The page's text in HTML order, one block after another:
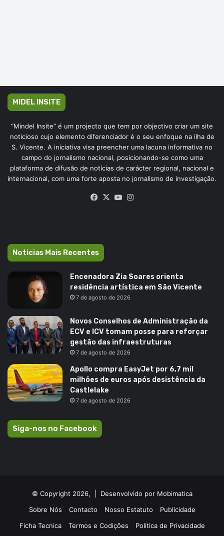
MIDEL INSITE
“Mindel Insite” é um projecto que tem por objectivo criar um site
noticioso cujo elemento diferenciador é o seu enfoque na ilha de
S. Vicente. A iniciativa visa preencher uma lacuna informativa no
campo do jornalismo nacional, posicionando-se como uma
plataforma de difusão de notícias de carácter regional, nacional e
internacional, com uma forte aposta no jornalismo de investigação.
Facebook
X YouTube
Noticias Mais Recentes
Encenadora Zia Soares orienta
residência artística em São Vicente
7 de agosto de 2026
Novos Conselhos de Administração da
ECV e ICV tomam posse para reforçar
gestão das infraestruturas
7 de agosto de 2026
Apollo compra EasyJet por 6,7 mil
milhões de euros após desistência da
Castlelake
7 de agosto de 2026
Siga-nos no Facebook
© Copyright 2026, | Desenvolvido por Mobimatica
Sobre Nós
Contacto Nosso Estatuto
Publicidade
Ficha Tecnica
Termos e Codições Politica de Privacidade